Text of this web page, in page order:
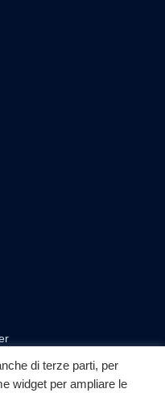
di terze parti, per
widget per ampliare le